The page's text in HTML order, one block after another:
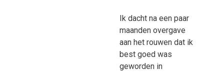
Ik dacht na een paar
maanden overgave
aan het rouwen dat ik
best goed was
geworden in